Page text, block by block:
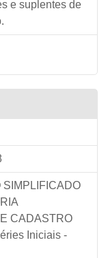
e suplentes de
SIMPLIFICADO
CADASTRO
Iniciais -